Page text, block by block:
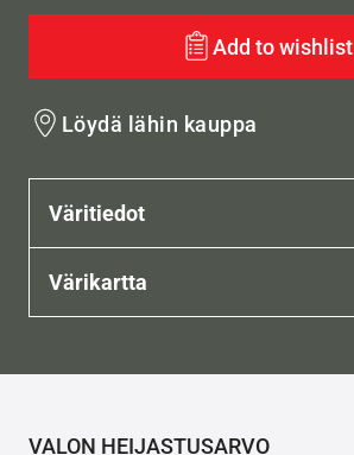
Add to wishlist
Löydä lähin kauppa
Väritiedot
Värikartta
VALON HEIJASTUSARVO